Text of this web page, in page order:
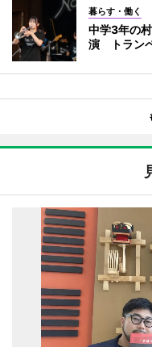
暮らす・働く
中学3年の
演 トラン